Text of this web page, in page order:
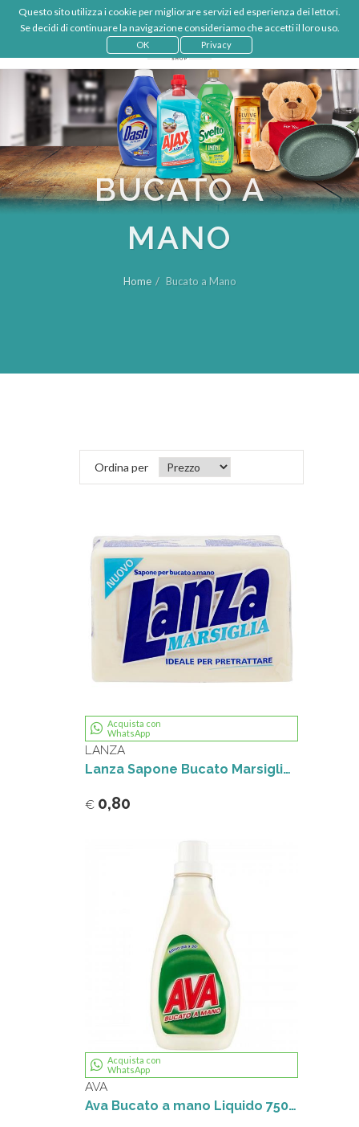
Questo sito utilizza i cookie per migliorare servizi ed esperienza dei lettori.
Se decidi di continuare la navigazione consideriamo che accetti il loro uso.
OK Privacy
€
IT
LOGIN
BUCATO A
MANO
Home Bucato a Mano
Ordina per
Acquista con
WhatsApp
LANZA
Lanza Sapone Bucato Marsiglia 250 g
€ 0,80
Acquista con
WhatsApp
AVA
Ava Bucato a mano Liquido 750ML